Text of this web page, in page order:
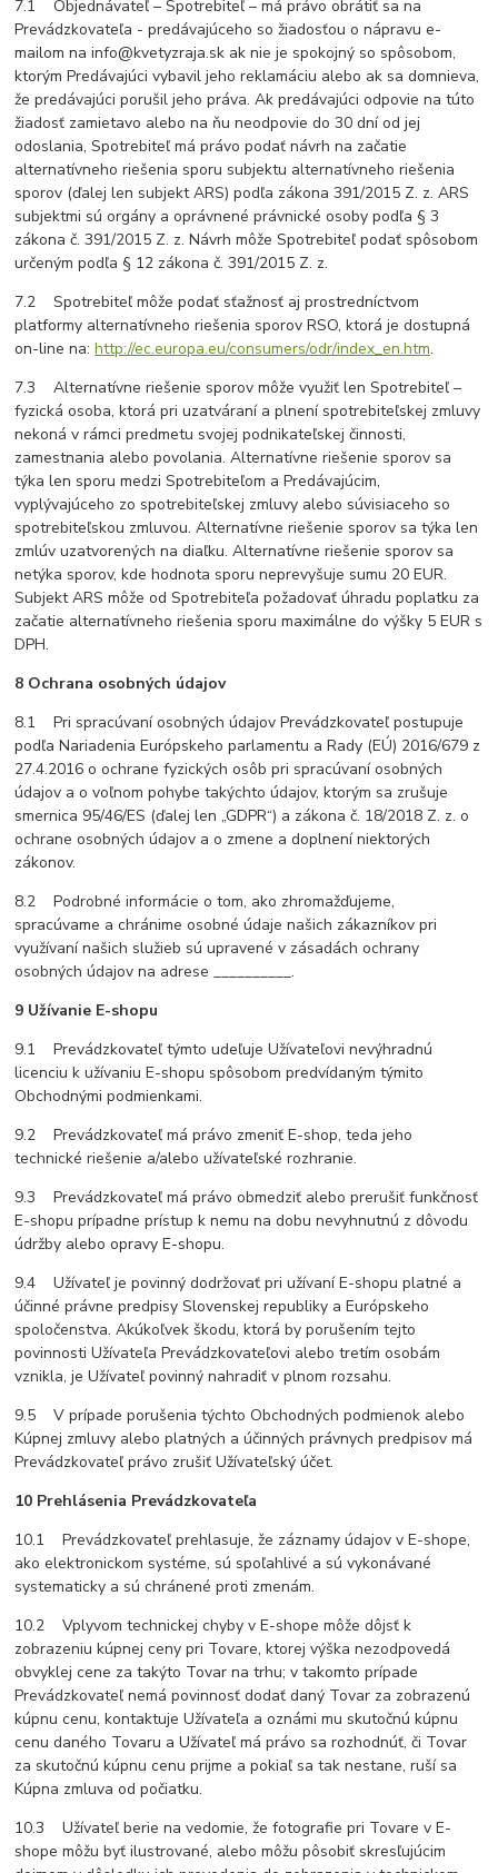
7.1 Objednávateľ – Spotrebiteľ – má právo obrátiť sa na
Prevádzkovateľa - predávajúceho so žiadosťou o nápravu e-
mailom na info@kvetyzraja.sk ak nie je spokojný so spôsobom,
ktorým Predávajúci vybavil jeho reklamáciu alebo ak sa domnieva,
že predávajúci porušil jeho práva. Ak predávajúci odpovie na túto
žiadosť zamietavo alebo na ňu neodpovie do 30 dní od jej
odoslania, Spotrebiteľ má právo podať návrh na začatie
alternatívneho riešenia sporu subjektu alternatívneho riešenia
sporov (ďalej len subjekt ARS) podľa zákona 391/2015 Z. z. ARS
subjektmi sú orgány a oprávnené právnické osoby podľa § 3
zákona č. 391/2015 Z. z. Návrh môže Spotrebiteľ podať spôsobom
určeným podľa § 12 zákona č. 391/2015 Z. z.
7.2 Spotrebiteľ môže podať sťažnosť aj prostredníctvom
platformy alternatívneho riešenia sporov RSO, ktorá je dostupná
on-line na:http://ec.europa.eu/consumers/odr/index_en.htm.
7.3 Alternatívne riešenie sporov môže využiť len Spotrebiteľ –
fyzická osoba, ktorá pri uzatváraní a plnení spotrebiteľskej zmluvy
nekoná v rámci predmetu svojej podnikateľskej činnosti,
zamestnania alebo povolania. Alternatívne riešenie sporov sa
týka len sporu medzi Spotrebiteľom a Predávajúcim,
vyplývajúceho zo spotrebiteľskej zmluvy alebo súvisiaceho so
spotrebiteľskou zmluvou. Alternatívne riešenie sporov sa týka len
zmlúv uzatvorených na diaľku. Alternatívne riešenie sporov sa
netýka sporov, kde hodnota sporu neprevyšuje sumu 20 EUR.
Subjekt ARS môže od Spotrebiteľa požadovať úhradu poplatku za
začatie alternatívneho riešenia sporu maximálne do výšky 5 EUR s
DPH.
8 Ochrana osobných údajov
8.1 Pri spracúvaní osobných údajov Prevádzkovateľ postupuje
podľa Nariadenia Európskeho parlamentu a Rady (EÚ) 2016/679 z
27.4.2016 o ochrane fyzických osôb pri spracúvaní osobných
údajov a o voľnom pohybe takýchto údajov, ktorým sa zrušuje
smernica 95/46/ES (ďalej len „GDPR“) a zákona č. 18/2018 Z. z. o
ochrane osobných údajov a o zmene a doplnení niektorých
zákonov.
8.2 Podrobné informácie o tom, ako zhromažďujeme,
spracúvame a chránime osobné údaje našich zákazníkov pri
využívaní našich služieb sú upravené v zásadách ochrany
osobných údajov na adrese __________.
9 Užívanie E-shopu
9.1 Prevádzkovateľ týmto udeľuje Užívateľovi nevýhradnú
licenciu k užívaniu E-shopu spôsobom predvídaným týmito
Obchodnými podmienkami.
9.2 Prevádzkovateľ má právo zmeniť E-shop, teda jeho
technické riešenie a/alebo užívateľské rozhranie.
9.3 Prevádzkovateľ má právo obmedziť alebo prerušiť funkčnosť
E-shopu prípadne prístup k nemu na dobu nevyhnutnú z dôvodu
údržby alebo opravy E-shopu.
9.4 Užívateľ je povinný dodržovať pri užívaní E-shopu platné a
účinné právne predpisy Slovenskej republiky a Európskeho
spoločenstva. Akúkoľvek škodu, ktorá by porušením tejto
povinnosti Užívateľa Prevádzkovateľovi alebo tretím osobám
vznikla, je Užívateľ povinný nahradiť v plnom rozsahu.
9.5 V prípade porušenia týchto Obchodných podmienok alebo
Kúpnej zmluvy alebo platných a účinných právnych predpisov má
Prevádzkovateľ právo zrušiť Užívateľský účet.
10 Prehlásenia Prevádzkovateľa
10.1 Prevádzkovateľ prehlasuje, že záznamy údajov v E-shope,
ako elektronickom systéme, sú spoľahlivé a sú vykonávané
systematicky a sú chránené proti zmenám.
10.2 Vplyvom technickej chyby v E-shope môže dôjsť k
zobrazeniu kúpnej ceny pri Tovare, ktorej výška nezodpovedá
obvyklej cene za takýto Tovar na trhu; v takomto prípade
Prevádzkovateľ nemá povinnosť dodať daný Tovar za zobrazenú
kúpnu cenu, kontaktuje Užívateľa a oznámi mu skutočnú kúpnu
cenu daného Tovaru a Užívateľ má právo sa rozhodnúť, či Tovar
za skutočnú kúpnu cenu prijme a pokiaľ sa tak nestane, ruší sa
Kúpna zmluva od počiatku.
10.3 Užívateľ berie na vedomie, že fotografie pri Tovare v E-
shope môžu byť ilustrované, alebo môžu pôsobiť skresľujúcim